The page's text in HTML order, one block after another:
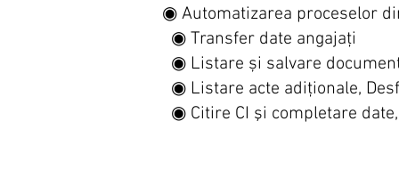
◉ Automatizarea proceselor
◉ Transfer date angajați
◉ Listare și salvare
◉ Listare acte adiţionale,
◉ Citire CI şi completare